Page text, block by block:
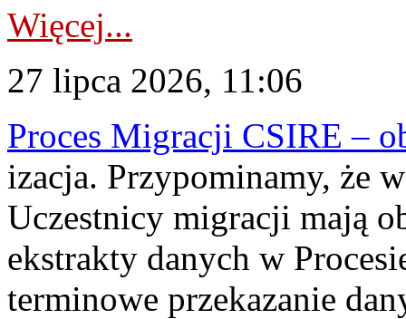
Więcej...
27 lipca 2026, 11:06
Proces Migracji CSIRE –
izacja. Przypominamy, że
Uczestnicy migracji mają
ekstrakty danych w
terminowe przekazanie